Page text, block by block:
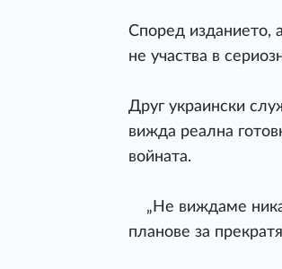
Според изданието,
не участва в
Друг украински
вижда реална
войната.
„Не виждаме
планове за